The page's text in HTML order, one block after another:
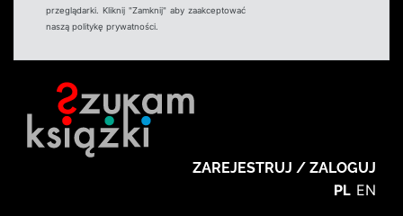
przeglądarki. Kliknij "Zamknij" aby zaakceptować
naszą politykę prywatności.
ZAREJESTRUJ / ZALOGUJ
PL EN